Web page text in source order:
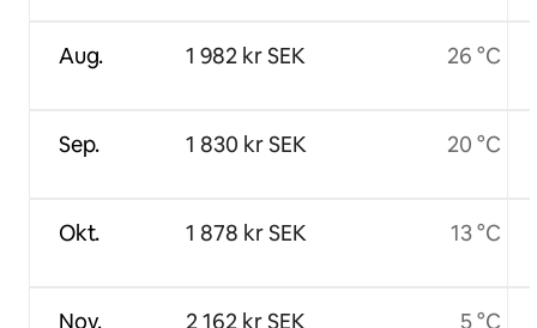
Aug.
Sep.
Okt.
Nov.
1 982 kr SEK
1 830 kr SEK
1 878 kr SEK
2 162 kr SEK
26 °C
20 °C
13 °C
5 °C